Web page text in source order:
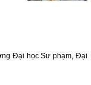
Đại học Sư phạm, Đại